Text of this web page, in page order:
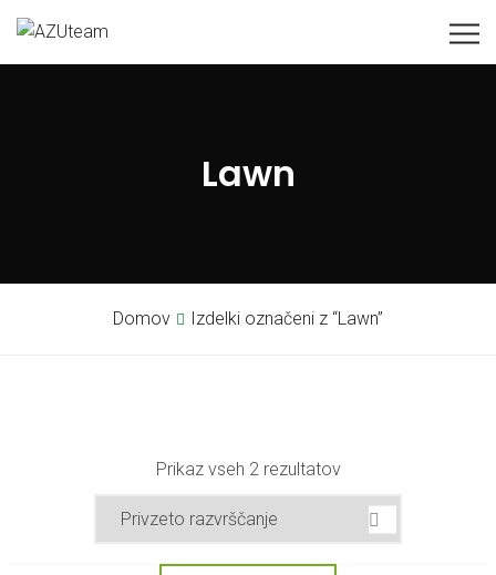
Lawn
Domov Izdelki označeni z “Lawn”
Prikaz vseh 2 rezultatov